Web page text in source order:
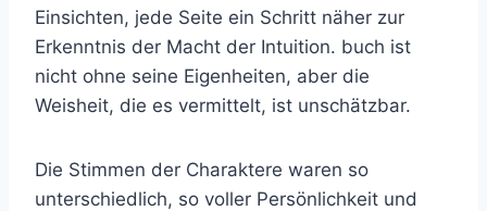
Einsichten, jede Seite ein Schritt näher zur
Erkenntnis der Macht der Intuition. buch ist
nicht ohne seine Eigenheiten, aber die
Weisheit, die es vermittelt, ist unschätzbar.
Die Stimmen der Charaktere waren so
unterschiedlich, so voller Persönlichkeit und